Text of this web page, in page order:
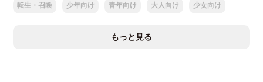
転生・召喚 少年向け 青年向け 大人向け 少女向け
もっと見る